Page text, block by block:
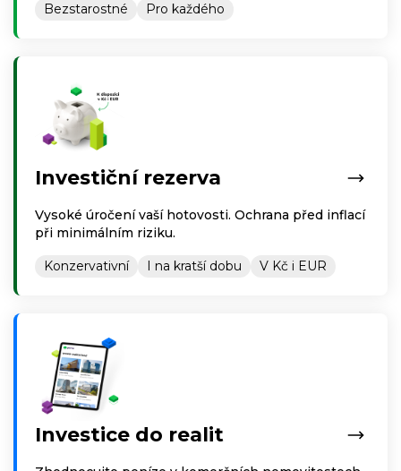
Bezstarostné Pro každého
Investiční rezerva
Vysoké úročení vaší hotovosti. Ochrana před inflací
při minimálním riziku.
Konzervativní I na kratší dobu V Kč i EUR
Investice do realit